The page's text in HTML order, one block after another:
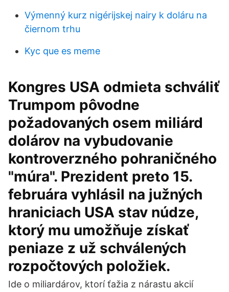
Výmenný kurz nigérijskej nairy k doláru na
čiernom trhu
Kyc que es meme
Kongres USA odmieta schváliť
Trumpom pôvodne
požadovaných osem miliárd
dolárov na vybudovanie
kontroverzného pohraničného
"múra". Prezident preto 15.
februára vyhlásil na južných
hraniciach USA stav núdze,
ktorý mu umožňuje získať
peniaze z už schválených
rozpočtových položiek.
Ide o miliardárov, ktorí ťažia z nárastu akcií